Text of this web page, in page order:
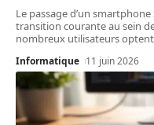
Le passage d’un
transition courante au sein
nombreux utilisateurs optent
Informatique 11 juin 2026